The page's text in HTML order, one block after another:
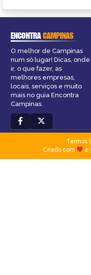
ENCONTRACAMPINAS
O melhor de Campinas
num só lugar! Dicas, onde
ir, o que fazer, as
melhores empresas,
locais, serviços e muito
mais no guia Encontra
Campinas.
Termos|
Criado com
e